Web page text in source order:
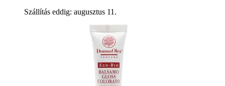
Szállítás eddig: augusztus 11.